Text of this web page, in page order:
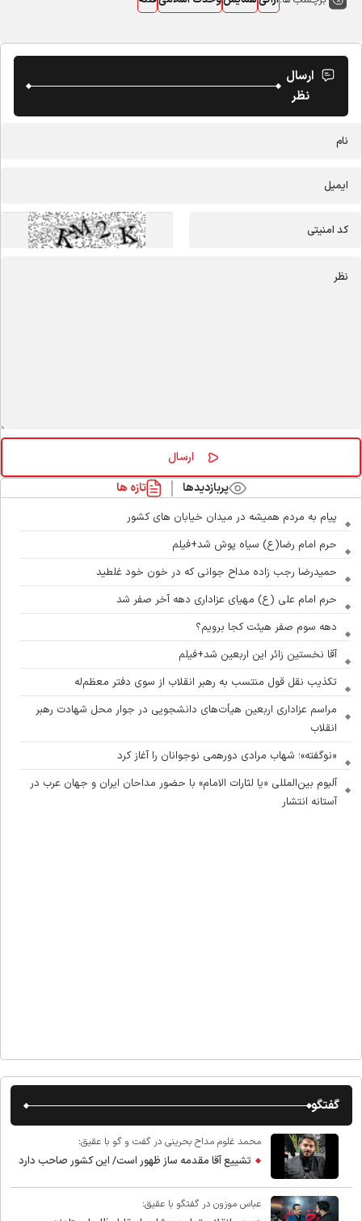
ارسال
نظر
پربازدیدها تازه ها
پیام به مردم همیشه در میدان خیابان های کشور
حرم امام رضا(ع) سیاه پوش شد+فیلم
حمیدرضا رجب زاده مداح جوانی که در خون خود غلطید
حرم امام علی (ع) مهیای عزاداری دهه آخر صفر شد
دهه سوم صفر هیئت کجا برویم؟
آقا نخستین زائر این اربعین شد+فیلم
تکذیب نقل قول منتسب به رهبر انقلاب از سوی دفتر معظم‌له
مراسم عزاداری اربعین هیأت‌های دانشجویی در جوار محل شهادت رهبر
انقلاب
«نوگفته»؛ شهاب مرادی دورهمی نوجوانان را آغاز کرد
آلبوم بین‌المللی «یا لثارات الامام» با حضور مداحان ایران و جهان عرب در
آستانه انتشار
گفتگو
محمد غلوم مداح بحرینی در گفت و گو با عقیق:
تشییع آقا مقدمه ساز ظهور است/ این کشور صاحب دارد
عباس موزون در گفتگو با عقیق: